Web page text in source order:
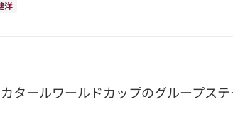
洋
タールワールドカップのグループス